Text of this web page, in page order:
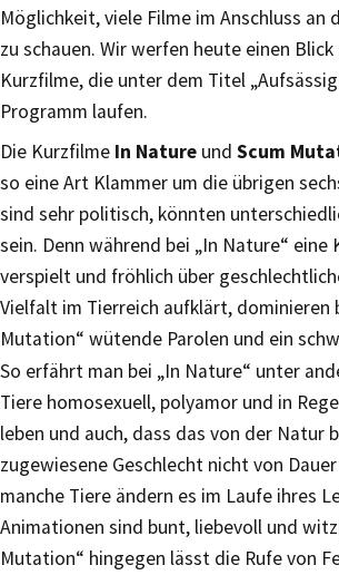
Möglichkeit, viele Filme im Anschluss an
zu schauen. Wir werfen heute einen
Kurzfilme, die unter dem Titel
Programm laufen.
Die Kurzfilme In Nature und Scum
so eine Art Klammer um die übrigen
sind sehr politisch, könnten
sein. Denn während bei „In Nature“ eine
verspielt und fröhlich über
Vielfalt im Tierreich aufklärt, dominieren
Mutation“ wütende Parolen und ein
So erfährt man bei „In Nature“ unter
Tiere homosexuell, polyamor und in
leben und auch, dass das von der Natur
zugewiesene Geschlecht nicht von
manche Tiere ändern es im Laufe ihres
Animationen sind bunt, liebevoll und
Mutation“ hingegen lässt die Rufe von